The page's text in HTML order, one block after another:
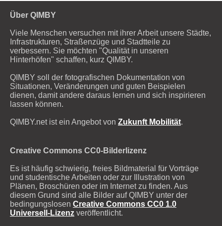
Über QIMBY
Viele Menschen versuchen mit ihrer Arbeit unsere Städte,
Infrastrukturen, Straßenzüge und Stadtteile zu
verbessern. Sie möchten "Qualität in unseren
Hinterhöfen" schaffen, kurz QIMBY.
QIMBY soll der fotografischen Dokumentation von
Situationen, Veränderungen und guten Beispielen
dienen, damit andere daraus lernen und sich inspirieren
lassen können.
QIMBY.net ist ein Angebot von Zukunft Mobilität.
Creative Commons CC0-Bilderlizenz
Es ist häufig schwierig, freies Bildmaterial für Vorträge
und studentische Arbeiten oder zur Illustration von
Plänen, Broschüren oder im Internet zu finden. Aus
diesem Grund sind alle Bilder auf QIMBY unter der
bedingungslosen Creative Commons CC0 1.0
Universell-Lizenz veröffentlicht.